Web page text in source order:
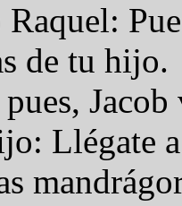
de tu hijo.
Llégate